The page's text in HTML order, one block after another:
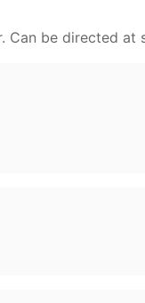
Can be directed